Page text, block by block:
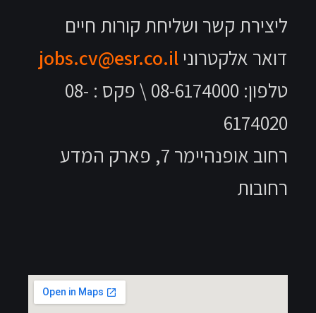
ליצירת קשר ושליחת קורות חיים
דואר אלקטרוניjobs.cv@esr.co.il
טלפון: 08-6174000 \ פקס : 08-
6174020
רחוב אופנהיימר 7, פארק המדע
רחובות